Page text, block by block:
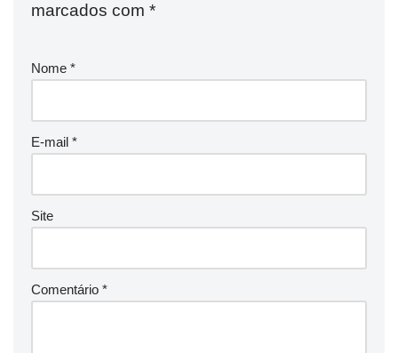
marcados com *
Nome *
E-mail *
Site
Comentário *